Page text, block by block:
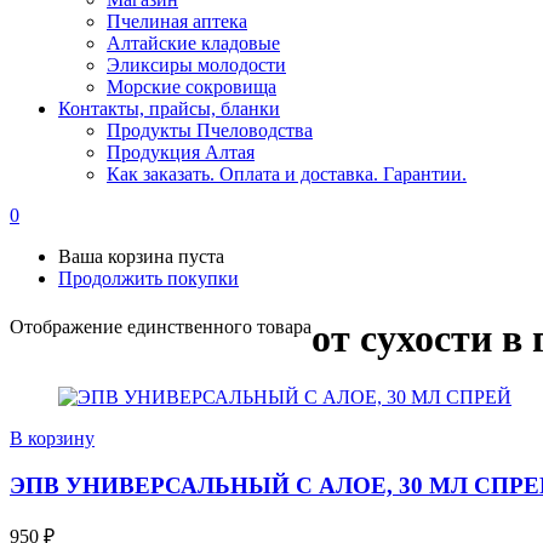
Пчелиная аптека
Алтайские кладовые
Эликсиры молодости
Морские сокровища
Контакты, прайсы, бланки
Продукты Пчеловодства
Продукция Алтая
Как заказать. Оплата и доставка. Гарантии.
0
Ваша корзина пуста
Продолжить покупки
Отображение единственного товараот сухости в
В корзину
ЭПВ УНИВЕРСАЛЬНЫЙ С АЛОЕ, 30 МЛ
950 ₽